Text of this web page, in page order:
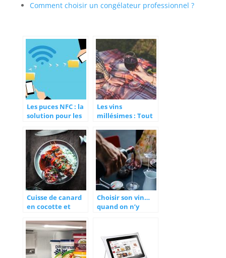
Comment choisir un congélateur professionnel ?
Les puces NFC : la
solution pour les
restaurants ?
Les vins
millésimes : Tout
différents vieux
millésimes
Cuisse de canard
en cocotte et
confites: Ma
recette !
Choisir son vin…
quand on n’y